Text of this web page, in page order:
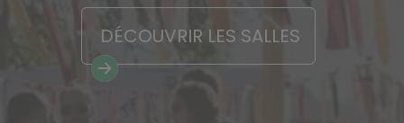
DÉCOUVRIR LES SALLES